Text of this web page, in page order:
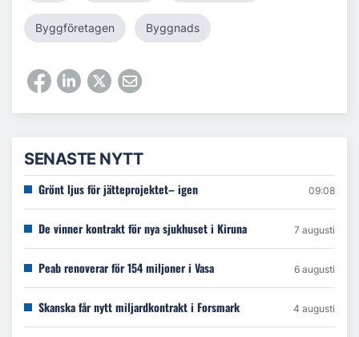
Byggföretagen Byggnads
SENASTE NYTT
Grönt ljus för jätteprojektet– igen 09:08
De vinner kontrakt för nya sjukhuset i Kiruna 7 augusti
Peab renoverar för 154 miljoner i Vasa 6 augusti
Skanska får nytt miljardkontrakt i Forsmark 4 augusti